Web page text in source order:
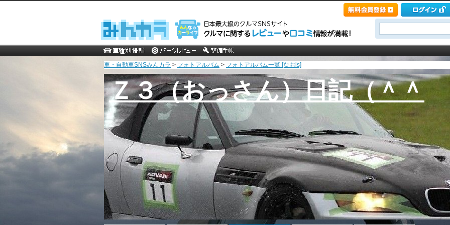
車・自動車SNSみんカラ > フォトアルバム > フォトアルバム一覧 [なおis]
Ｚ３（おっさん）日記（＾＾